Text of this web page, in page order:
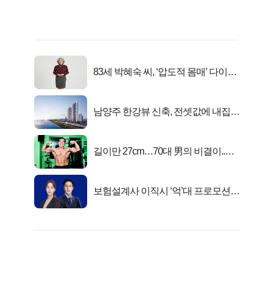
83세 박혜숙 씨, ‘압도적 몸매’ 다이어
남양주 한강뷰 신축, 전셋값에 내집마
길이만 27cm…70대 男의 비결이..충
보험설계사 이직시 ‘억’대 프로모션!